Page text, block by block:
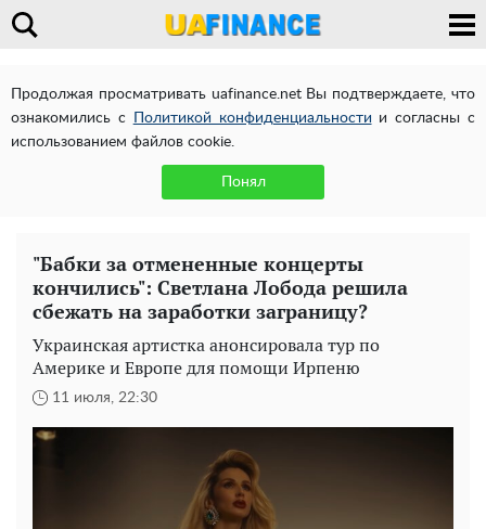
Продолжая просматривать uafinance.net Вы подтверждаете, что
ознакомились с
Политикой конфиденциальности и согласны с
использованием файлов cookie.
Понял
"Бабки за отмененные концерты
кончились": Светлана Лобода решила
сбежать на заработки заграницу?
Украинская артистка анонсировала тур по
Америке и Европе для помощи Ирпеню
11 июля, 22:30